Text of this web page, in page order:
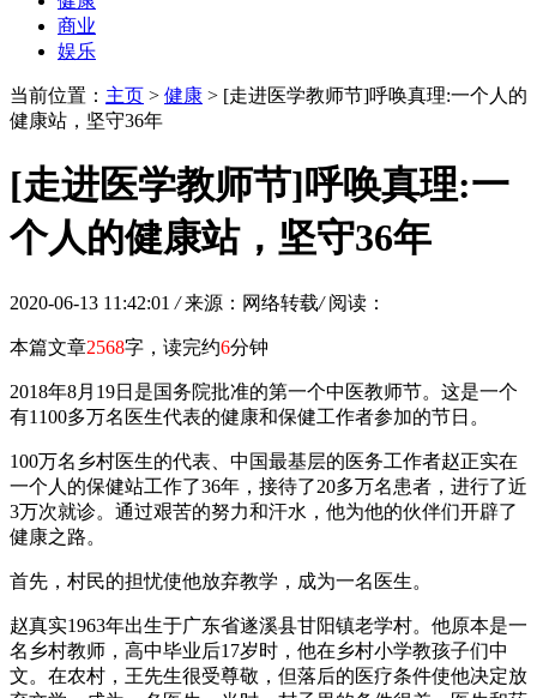
商业
娱乐
当前位置： 主页 > 健康 > [走进医学教师节]呼唤真理:一个人的
健康站，坚守36年
[走进医学教师节]呼唤真理:一
个人的健康站，坚守36年
2020-06-13 11:42:01 / 来源：网络转载/ 阅读：
本篇文章2568字，读完约6分钟
2018年8月19日是国务院批准的第一个中医教师节。这是一个
有1100多万名医生代表的健康和保健工作者参加的节日。
100万名乡村医生的代表、中国最基层的医务工作者赵正实在
一个人的保健站工作了36年，接待了20多万名患者，进行了近
3万次就诊。通过艰苦的努力和汗水，他为他的伙伴们开辟了
健康之路。
首先，村民的担忧使他放弃教学，成为一名医生。
赵真实1963年出生于广东省遂溪县甘阳镇老学村。他原本是一
名乡村教师，高中毕业后17岁时，他在乡村小学教孩子们中
文。在农村，王先生很受尊敬，但落后的医疗条件使他决定放